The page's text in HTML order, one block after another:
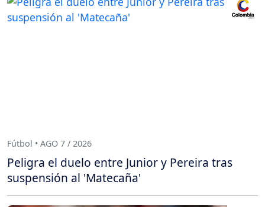
Fútbol • AGO 7 / 2026
Peligra el duelo entre Junior y Pereira tras
suspensión al 'Matecaña'